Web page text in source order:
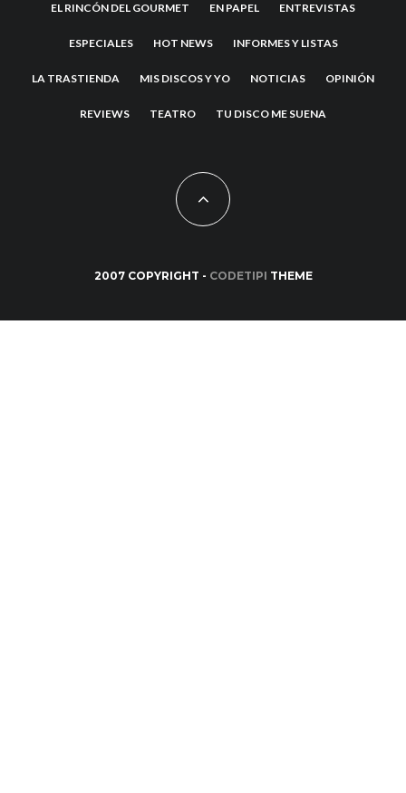
EL RINCÓN DEL GOURMET EN PAPEL ENTREVISTAS
ESPECIALES HOT NEWS INFORMES Y LISTAS
LA TRASTIENDA MIS DISCOS Y YO NOTICIAS OPINIÓN
REVIEWS TEATRO TU DISCO ME SUENA
2007 COPYRIGHT - CODETIPI THEME